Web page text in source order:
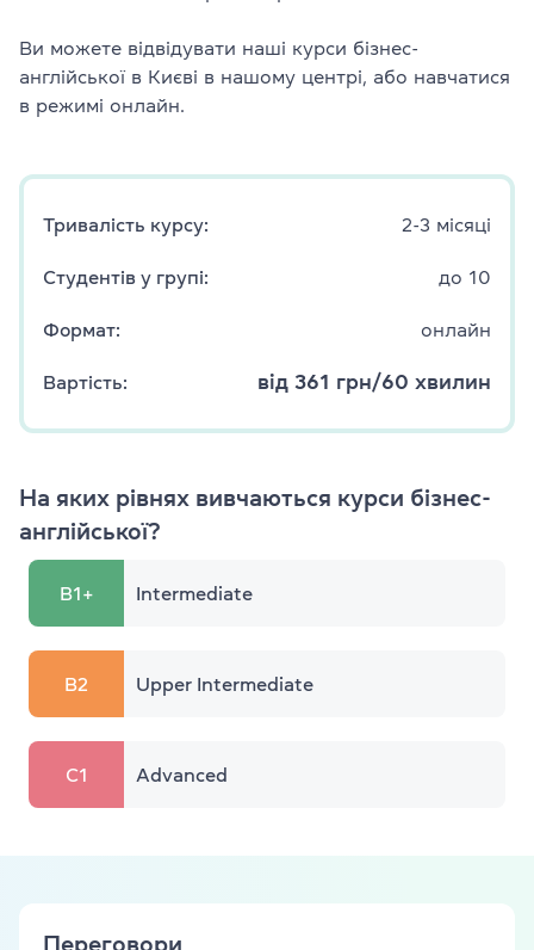
Ви можете відвідувати наші курси бізнес-
англійської в Києві в нашому центрі, або навчатися
в режимі онлайн.
Тривалість курсу: 2-3 місяці
Студентів у групі: до 10
Формат: онлайн
Вартість: від 361 грн/60 хвилин
На яких рівнях вивчаються курси бізнес-
англійської?
B1+ Intermediate
B2 Upper Intermediate
C1 Advanced
Переговори